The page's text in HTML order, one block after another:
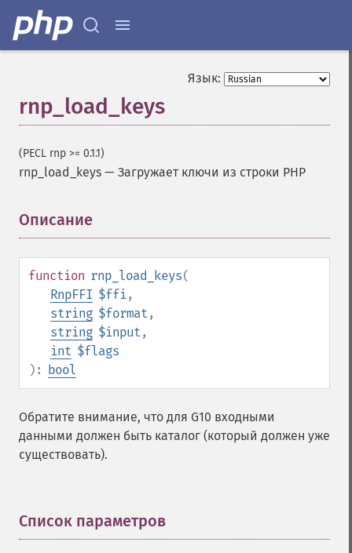
Язык:
rnp_load_keys
(PECL rnp >= 0.1.1)
rnp_load_keys — Загружает ключи из строки PHP
Описание
function rnp_load_keys(
RnpFFI $ffi,
string $format ,
string $input ,
int $flags
): bool
Обратите внимание, что для G10 входными
данными должен быть каталог (который должен уже
существовать).
Список параметров